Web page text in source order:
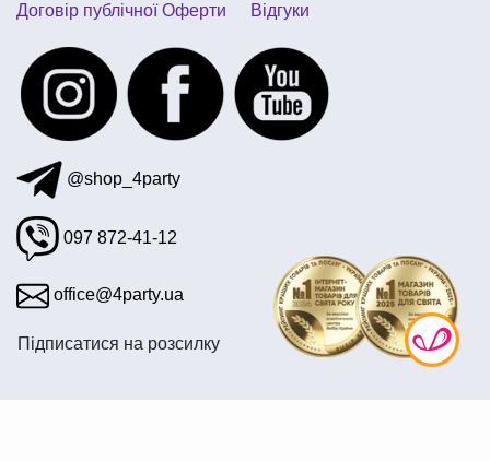
Договір публічної Оферти
Відгуки
@shop_4party
097 872-41-12
office@4party.ua
Підписатися на розсилку